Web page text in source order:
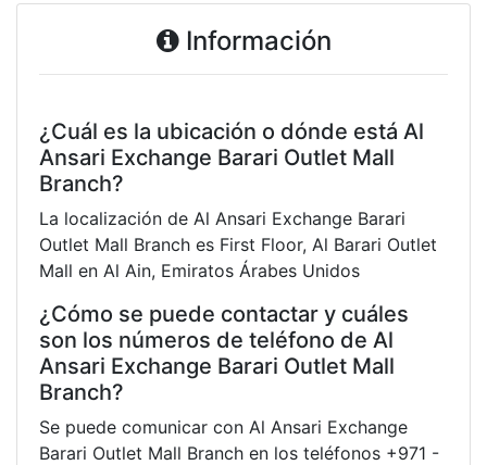
Información
¿Cuál es la ubicación o dónde está Al
Ansari Exchange Barari Outlet Mall
Branch?
La localización de Al Ansari Exchange Barari
Outlet Mall Branch es First Floor, Al Barari Outlet
Mall en Al Ain, Emiratos Árabes Unidos
¿Cómo se puede contactar y cuáles
son los números de teléfono de Al
Ansari Exchange Barari Outlet Mall
Branch?
Se puede comunicar con Al Ansari Exchange
Barari Outlet Mall Branch en los teléfonos +971 -